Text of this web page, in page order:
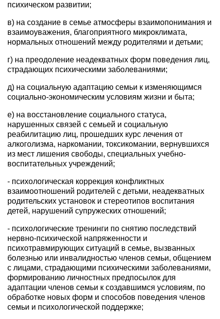
психическом развитии;
в) на создание в семье атмосферы взаимопонимания и
взаимоуважения, благоприятного микроклимата,
нормальных отношений между родителями и детьми;
г) на преодоление неадекватных форм поведения лиц,
страдающих психическими заболеваниями;
д) на социальную адаптацию семьи к изменяющимся
социально-экономическим условиям жизни и быта;
е) на восстановление социального статуса,
нарушенных связей с семьей и социальную
реабилитацию лиц, прошедших курс лечения от
алкоголизма, наркомании, токсикомании, вернувшихся
из мест лишения свободы, специальных учебно-
воспитательных учреждений;
- психологическая коррекция конфликтных
взаимоотношений родителей с детьми, неадекватных
родительских установок и стереотипов воспитания
детей, нарушений супружеских отношений;
- психологические тренинги по снятию последствий
нервно-психической напряженности и
психотравмирующих ситуаций в семье, вызванных
болезнью или инвалидностью членов семьи, общением
с лицами, страдающими психическими заболеваниями,
формированию личностных предпосылок для
адаптации членов семьи к создавшимся условиям, по
обработке новых форм и способов поведения членов
семьи и психологической поддержке;